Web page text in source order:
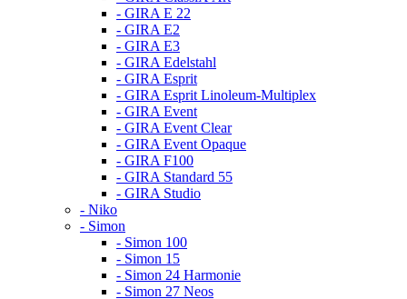
- GIRA E 22
- GIRA E2
- GIRA E3
- GIRA Edelstahl
- GIRA Esprit
- GIRA Esprit Linoleum-Multiplex
- GIRA Event
- GIRA Event Clear
- GIRA Event Opaque
- GIRA F100
- GIRA Standard 55
- GIRA Studio
- Niko
- Simon
- Simon 100
- Simon 15
- Simon 24 Harmonie
- Simon 27 Neos